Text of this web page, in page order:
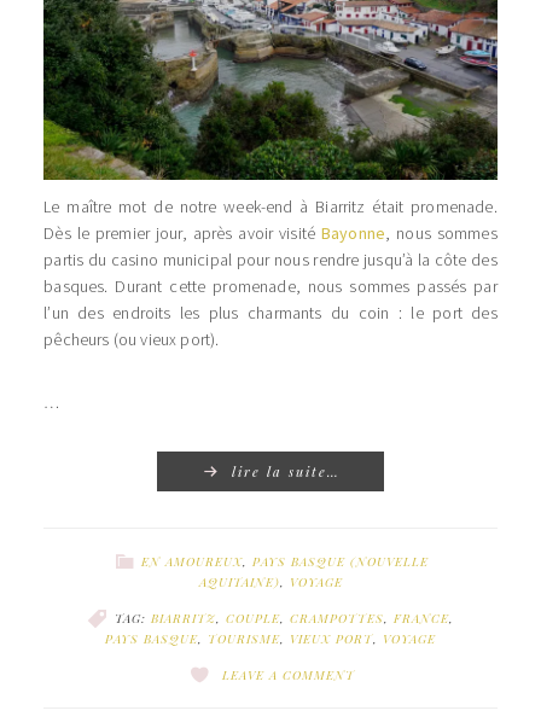
Le maître mot de notre week-end à Biarritz était promenade.
Dès le premier jour, après avoir visité Bayonne, nous sommes
partis du casino municipal pour nous rendre jusqu’à la côte des
basques. Durant cette promenade, nous sommes passés par
l’un des endroits les plus charmants du coin : le port des
pêcheurs (ou vieux port).
…
lire la suite…
EN AMOUREUX, PAYS BASQUE (NOUVELLE
AQUITAINE)
VOYAGE
TAG: BIARRITZ COUPLE CRAMPOTTES FRANCE
PAYS BASQUE
TOURISME VIEUX PORT VOYAGE
LEAVE A COMMENT